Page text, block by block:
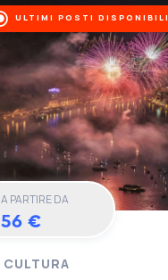
ULTIMI POSTI DISPONIBILI
A PARTIRE DA
56 €
CULTURA